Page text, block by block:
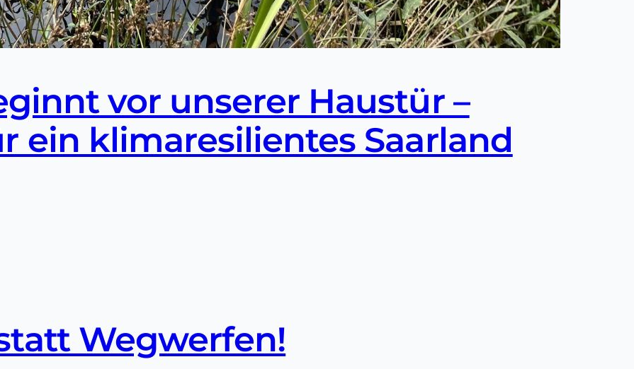
vor unserer Haustür –
ein klimaresilientes Saarland
Wegwerfen!